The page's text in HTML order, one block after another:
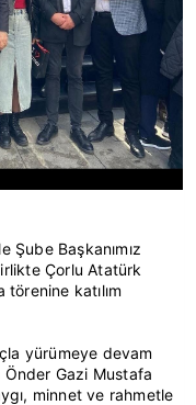
Şube Başkanımız
Çorlu Atatürk
katılım
yürümeye devam
Gazi Mustafa
minnet ve rahmetle